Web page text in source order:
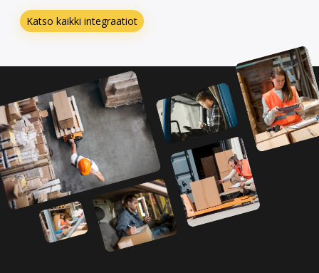
Katso kaikki integraatiot